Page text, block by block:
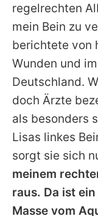
regelrechten
mein Bein zu
berichtete von
Wunden und
Deutschland.
doch Ärzte
als besonders
Lisas linkes
sorgt sie sich
meinem
raus. Da ist
Masse vom